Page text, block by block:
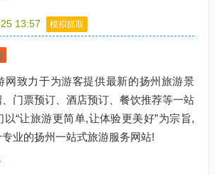
13:57 模拟抓取
网致力于为游客提供最新的扬州旅游景
门票预订、酒店预订、餐饮推荐等一站
“让旅游更简单,让体验更美好”为宗旨,
业的扬州一站式旅游服务网站!